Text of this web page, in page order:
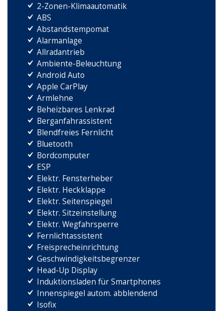
2-Zonen-Klimaautomatik
ABS
Abstandstempomat
Alarmanlage
Allradantrieb
Ambiente-Beleuchtung
Android Auto
Apple CarPlay
Armlehne
Beheizbares Lenkrad
Berganfahrassistent
Blendfreies Fernlicht
Bluetooth
Bordcomputer
ESP
Elektr. Fensterheber
Elektr. Heckklappe
Elektr. Seitenspiegel
Elektr. Sitzeinstellung
Elektr. Wegfahrsperre
Fernlichtassistent
Freisprecheinrichtung
Geschwindigkeitsbegrenzer
Head-Up Display
Induktionsladen für Smartphones
Innenspiegel autom. abblendend
Isofix